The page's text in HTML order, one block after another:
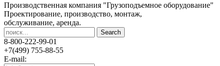
Производственная компания "Грузоподъемное оборудование"
Проектирование, производство, монтаж,
обслуживание, аренда.
8-800-222-99-01
+7(499) 755-88-55
E-mail: